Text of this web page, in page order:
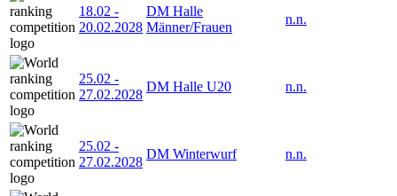
18.02 -
20.02.2028
DM Halle
Männer/Frauen
n.n.
25.02 -
27.02.2028
DM Halle U20 n.n.
25.02 -
27.02.2028
DM Winterwurf n.n.